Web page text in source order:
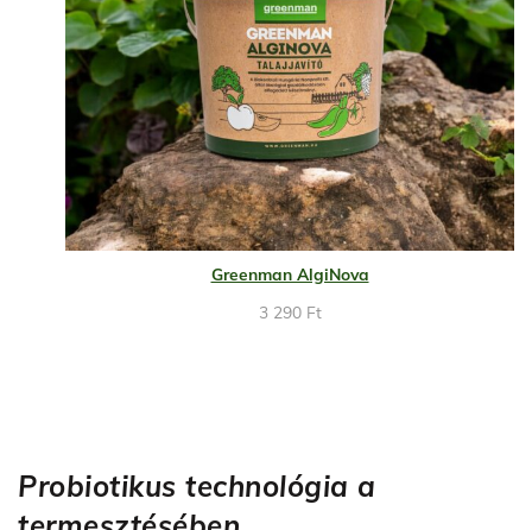
Greenman AlgiNova
3 290 Ft
Probiotikus technológia a